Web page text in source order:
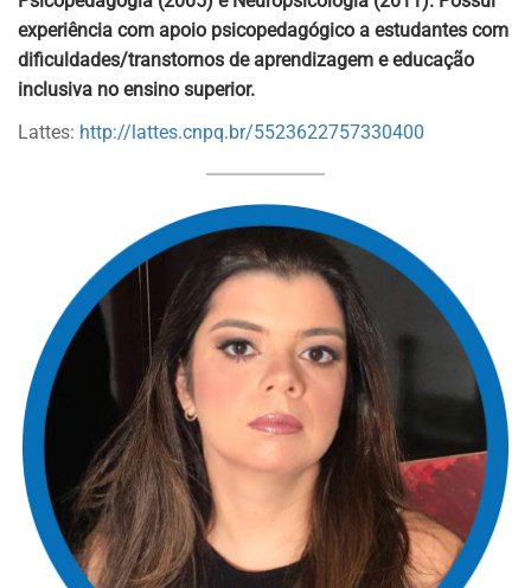
experiência com apoio psicopedagógico a estudantes com
dificuldades/transtornos de aprendizagem e educação
inclusiva no ensino superior.
Lattes: http://lattes.cnpq.br/5523622757330400